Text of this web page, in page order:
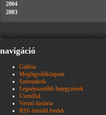
2004
2003
navigáció
Galéria
Megfigyelőközpont
Szavazások
Legnépszerűbb bejegyzések
Üzenőfal
Verzió história
RSS értesítő feedek